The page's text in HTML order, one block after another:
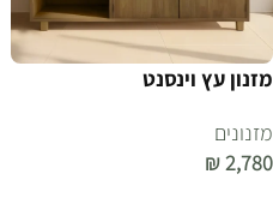
מזנון עץ וינסנט
מזנונים
₪2,780